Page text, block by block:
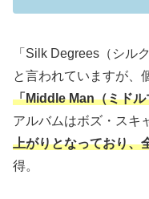
「Silk Degrees（シル
と言われていますが、
「Middle Man（ミドル
アルバムはボズ・スキ
上がりとなっており、
得。